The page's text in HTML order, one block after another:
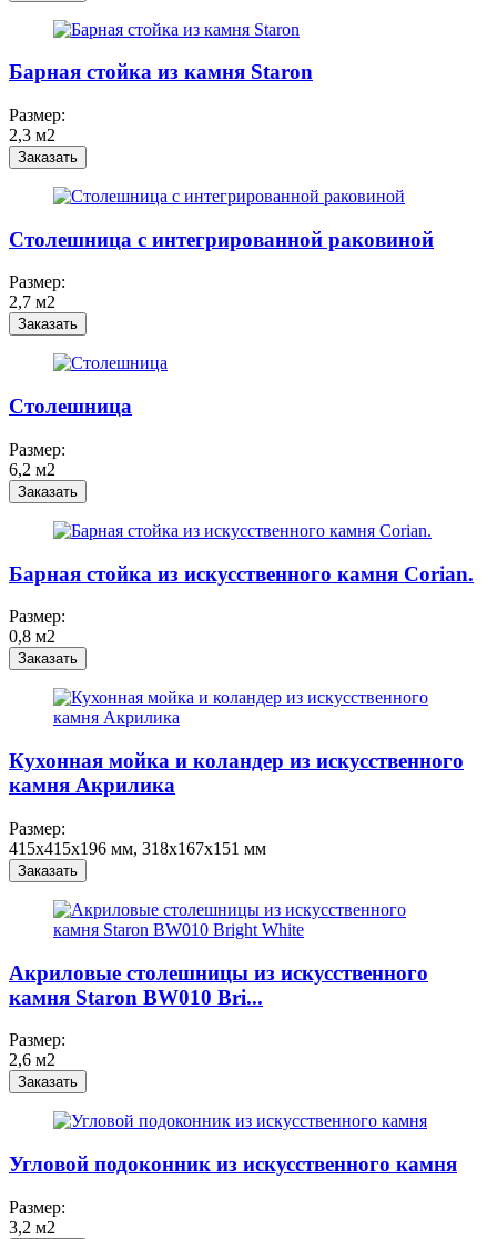
Барная стойка из камня Staron
Размер:
2,3 м2
Заказать
Столешница c интегрированной раковиной
Размер:
2,7 м2
Заказать
Столешница
Размер:
6,2 м2
Заказать
Барная стойка из искусственного камня Corian.
Размер:
0,8 м2
Заказать
Кухонная мойка и коландер из искусственного
камня Акрилика
Размер:
415x415x196 мм, 318x167x151 мм
Заказать
Акриловые столешницы из искусственного
камня Staron BW010 Bri...
Размер:
2,6 м2
Заказать
Угловой подоконник из искусственного камня
Размер:
3,2 м2